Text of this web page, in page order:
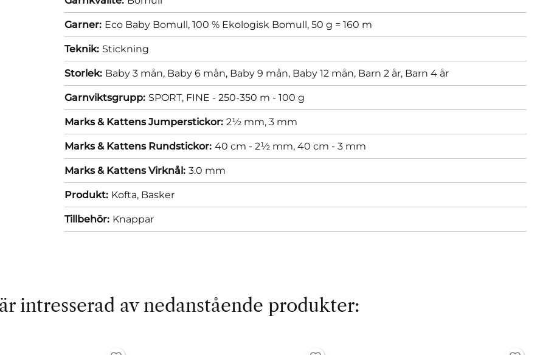
Garner: Eco Baby Bomull, 100 % Ekologisk Bomull, 50 g = 160 m
Teknik: Stickning
Storlek: Baby 3 mån, Baby 6 mån, Baby 9 mån, Baby 12 mån, Barn 2 år, Barn 4 år
Garnviktsgrupp: SPORT, FINE - 250-350 m - 100 g
Marks & Kattens Jumperstickor: 2½ mm, 3 mm
Marks & Kattens Rundstickor: 40 cm - 2½ mm, 40 cm - 3 mm
Marks & Kattens Virknål: 3.0 mm
Produkt: Kofta, Basker
Tillbehör: Knappar
intresserad av nedanstående produkter: